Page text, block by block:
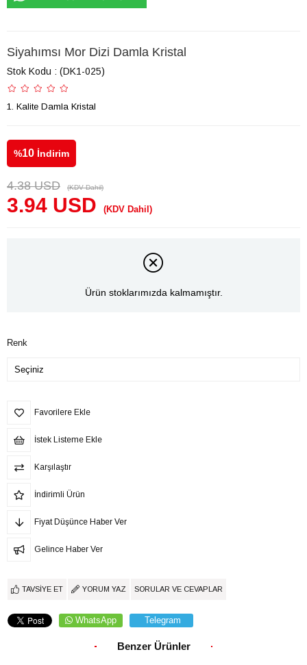
Siyahımsı Mor Dizi Damla Kristal
Stok Kodu (DK1-025)
1. Kalite Damla Kristal
%10 İndirim
4.38 USD (KDV Dahil)
3.94 USD (KDV Dahil)
Ürün stoklarımızda kalmamıştır.
Renk
Favorilere Ekle
İstek Listeme Ekle
Karşılaştır
İndirimli Ürün
Fiyat Düşünce Haber Ver
Gelince Haber Ver
TAVSIYE ET YORUM YAZ SORULAR VE CEVAPLAR
WhatsApp Telegram
Benzer Ürünler